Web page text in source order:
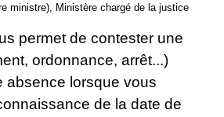
ministre), Ministère chargé de la justice
permet de contester une
ordonnance, arrêt...)
absence lorsque vous
de la date de